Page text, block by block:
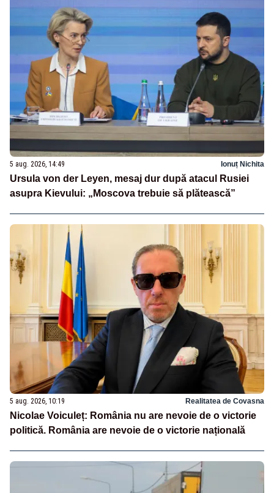
5 aug. 2026, 14:49 Ionuț Nichita
Ursula von der Leyen, mesaj dur după atacul Rusiei
asupra Kievului: „Moscova trebuie să plătească”
5 aug. 2026, 10:19 Realitatea de Covasna
Nicolae Voiculeț: România nu are nevoie de o victorie
politică. România are nevoie de o victorie națională